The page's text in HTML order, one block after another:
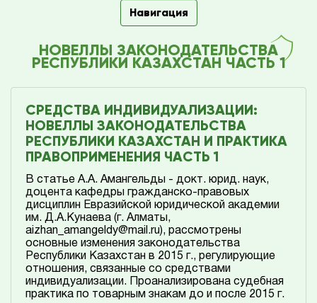
Навигация
НОВЕЛЛЫ ЗАКОНОДАТЕЛЬСТВА
РЕСПУБЛИКИ КАЗАХСТАН ЧАСТЬ 1
СРЕДСТВА ИНДИВИДУАЛИЗАЦИИ:
НОВЕЛЛЫ ЗАКОНОДАТЕЛЬСТВА
РЕСПУБЛИКИ КАЗАХСТАН И ПРАКТИКА
ПРАВОПРИМЕНЕНИЯ ЧАСТЬ 1
В статье А.А. Амангельды - докт. юрид. наук,
доцента кафедры гражданско-правовых
дисциплин Евразийской юридической академии
им. Д.А.Кунаева (г. Алматы,
aizhan_amangeldy@mail.ru), рассмотрены
основные изменения законодательства
Республики Казахстан в 2015 г., регулирующие
отношения, связанные со средствами
индивидуализации. Проанализирована судебная
практика по товарным знакам до и после 2015 г.